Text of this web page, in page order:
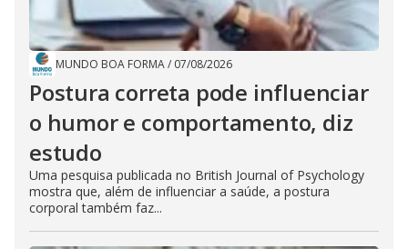
MUNDO BOA FORMA/ 07/08/2026
Postura correta pode influenciar
o humor e comportamento, diz
estudo
Uma pesquisa publicada no British Journal of Psychology
mostra que, além de influenciar a saúde, a postura
corporal também faz...